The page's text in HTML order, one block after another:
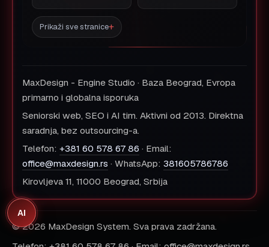
Prikaži sve stranice
MaxDesign - Engine Studio · Baza Beograd, Evropa
primarno i globalna isporuka
Seniorski web, SEO i AI tim. Aktivni od 2013. Direktna
saradnja, bez outsourcing-a.
Telefon: +381 60 578 67 86 · Email:
office@maxdesign.rs · WhatsApp: 381605786786
Kirovljeva 11, 11000 Beograd, Srbija
© 2026 MaxDesign System. Sva prava zadržana.
AI